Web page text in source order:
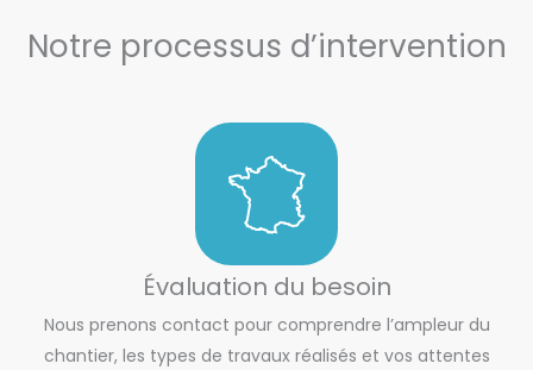
Notre processus d’intervention
Évaluation du besoin
Nous prenons contact pour comprendre l’ampleur du
chantier, les types de travaux réalisés et vos attentes